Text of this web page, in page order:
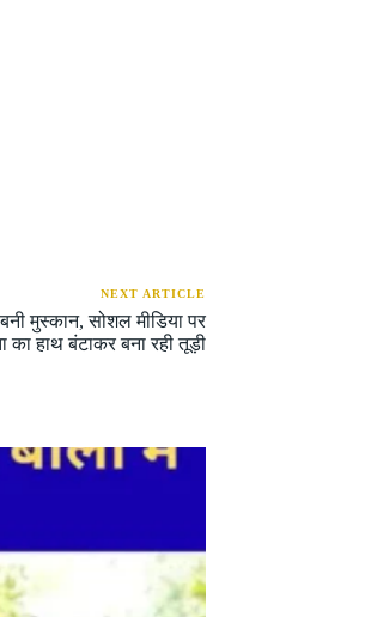
NEXT ARTICLE
मुस्कान, सोशल मीडिया पर
का हाथ बंटाकर बना रही तूड़ी